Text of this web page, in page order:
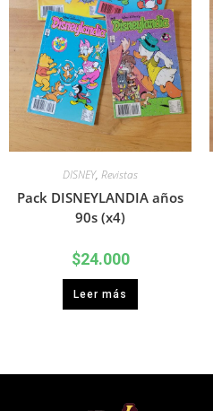
DISNEY, Revistas
Pack DISNEYLANDIA años
90s (x4)
$24.000
Leer más